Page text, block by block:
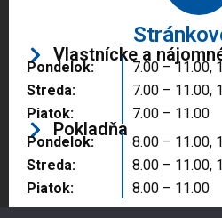
Vlastnícke a
Pondelok:
Streda:
Piatok:
7.00 – 11.00,
7.00 – 11.00,
7.00 – 11.00
Pokladňa
Pondelok:
Streda:
Piatok:
8.00 – 11.00,
8.00 – 11.00,
8.00 – 11.00